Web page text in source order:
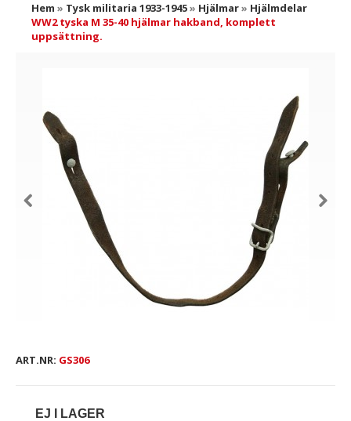
Hem » Tysk militaria 1933-1945» Hjälmar» Hjälmdelar
WW2 tyska M 35-40 hjälmar hakband, komplett
uppsättning.
ART.NR: GS306
EJ I LAGER